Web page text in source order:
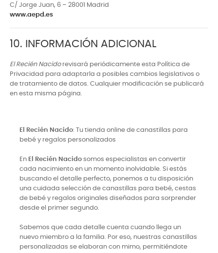
C/ Jorge Juan, 6 – 28001 Madrid
www.aepd.es
10. INFORMACIÓN ADICIONAL
El Recién Nacidorevisará periódicamente esta Política de
Privacidad para adaptarla a posibles cambios legislativos o
de tratamiento de datos. Cualquier modificación se publicará
en esta misma página.
El Recién Nacido: Tu tienda online de canastillas para
bebé y regalos personalizados
En El Recién Nacido somos especialistas en convertir
cada nacimiento en un momento inolvidable. Si estás
buscando el detalle perfecto, ponemos a tu disposición
una cuidada selección de canastillas para bebé, cestas
de bebé y regalos originales diseñados para sorprender
desde el primer segundo.
Sabemos que cada detalle cuenta cuando llega un
nuevo miembro a la familia. Por eso, nuestras canastillas
personalizadas se elaboran con mimo, permitiéndote